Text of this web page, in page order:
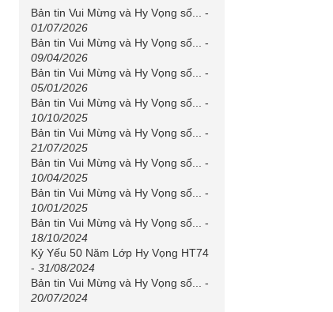
Bản tin Vui Mừng và Hy Vọng số...
-
01/07/2026
Bản tin Vui Mừng và Hy Vọng số...
-
09/04/2026
Bản tin Vui Mừng và Hy Vọng số...
-
05/01/2026
Bản tin Vui Mừng và Hy Vọng số...
-
10/10/2025
Bản tin Vui Mừng và Hy Vọng số...
-
21/07/2025
Bản tin Vui Mừng và Hy Vọng số...
-
10/04/2025
Bản tin Vui Mừng và Hy Vọng số...
-
10/01/2025
Bản tin Vui Mừng và Hy Vọng số...
-
18/10/2024
Kỷ Yếu 50 Năm Lớp Hy Vọng HT74
- 31/08/2024
Bản tin Vui Mừng và Hy Vọng số...
-
20/07/2024